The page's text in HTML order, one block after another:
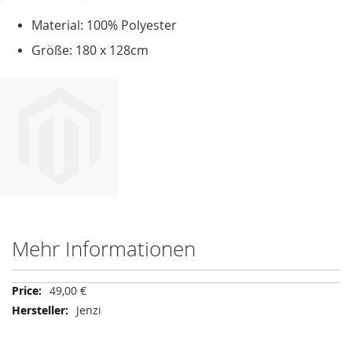
Material: 100% Polyester
Größe: 180 x 128cm
Mehr Informationen
Mehr
Informationen
49,00 €
Jenzi